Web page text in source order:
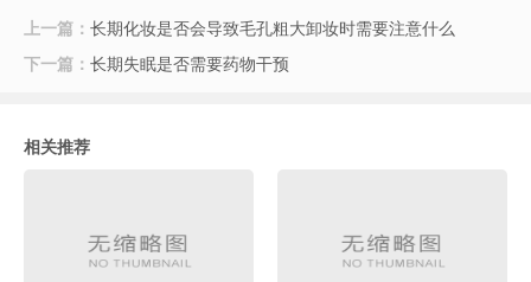
上一篇： 长期化妆是否会导致毛孔粗大卸妆时需要注意什么
下一篇： 长期失眠是否需要药物干预
相关推荐